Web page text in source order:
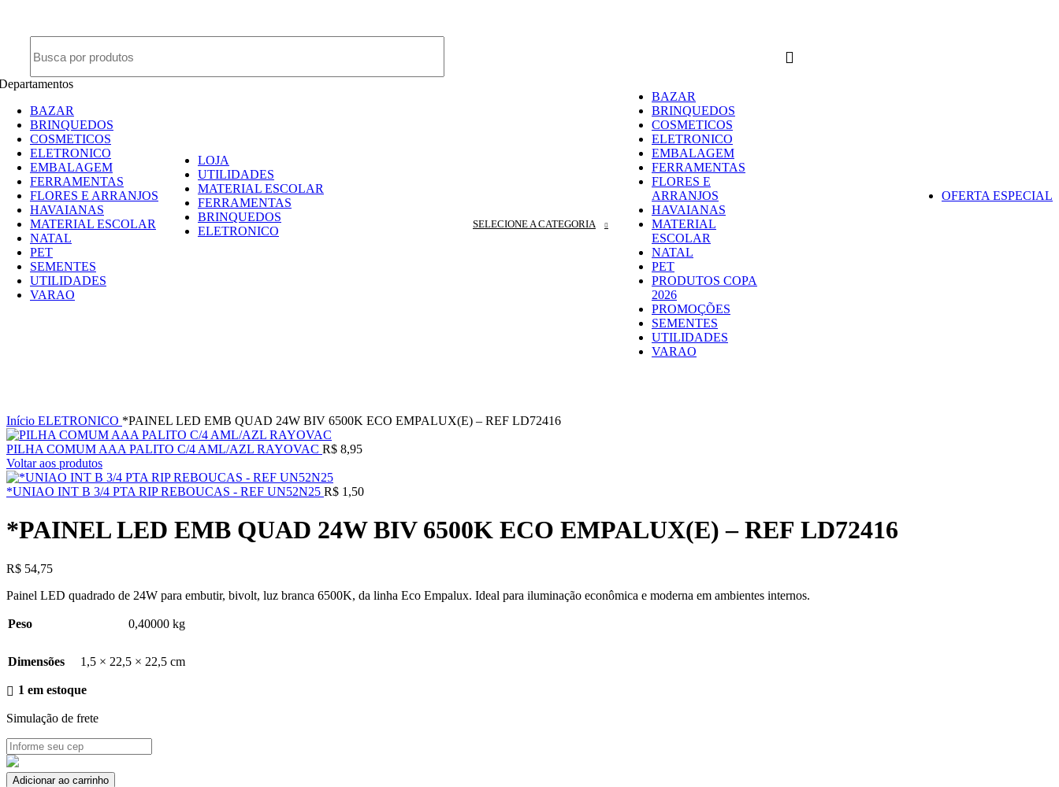
SELECIONE A CATEGORIA
BAZAR
BRINQUEDOS
COSMETICOS
ELETRONICO
EMBALAGEM
FERRAMENTAS
FLORES E
ARRANJOS
HAVAIANAS
MATERIAL
ESCOLAR
NATAL
PET
PRODUTOS COPA
2026
PROMOÇÕES
SEMENTES
UTILIDADES
VARAO
BAZAR
BRINQUEDOS
COSMETICOS
ELETRONICO
EMBALAGEM
FERRAMENTAS
FLORES E ARRANJOS
HAVAIANAS
MATERIAL ESCOLAR
NATAL
PET
SEMENTES
UTILIDADES
VARAO
LOJA
UTILIDADES
MATERIAL ESCOLAR
FERRAMENTAS
BRINQUEDOS
ELETRONICO
OFERTA ESPECIAL
Início ELETRONICO *PAINEL LED EMB QUAD 24W BIV 6500K ECO EMPALUX(E) – REF LD72416
PILHA COMUM AAA PALITO C/4 AML/AZL RAYOVAC R$ 8,95
Voltar aos produtos
*UNIAO INT B 3/4 PTA RIP REBOUCAS - REF UN52N25 R$ 1,50
*PAINEL LED EMB QUAD 24W BIV 6500K ECO EMPALUX(E) – REF LD72416
R$ 54,75
Painel LED quadrado de 24W para embutir, bivolt, luz branca 6500K, da linha Eco Empalux. Ideal para iluminação econômica e moderna em ambientes internos.
Peso 0,40000 kg
Dimensões 1,5 × 22,5 × 22,5 cm
1 em estoque
Simulação de frete
Adicionar ao carrinho